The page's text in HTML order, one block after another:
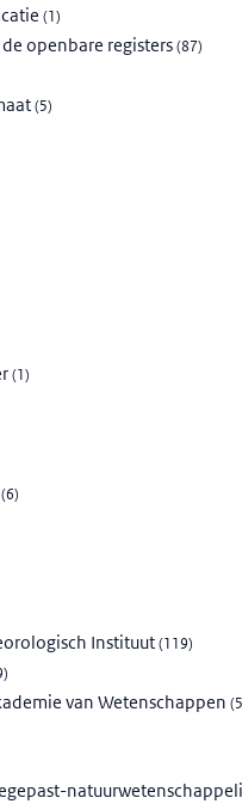
(1)
openbare registers(87)
(5)
(1)
(6)
Instituut(119)
)
van Wetenschappen (